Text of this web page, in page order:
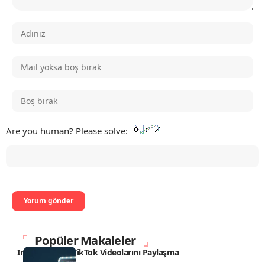
Are you human? Please solve:
Popüler Makaleler
Instagram’ da TikTok Videolarını Paylaşma